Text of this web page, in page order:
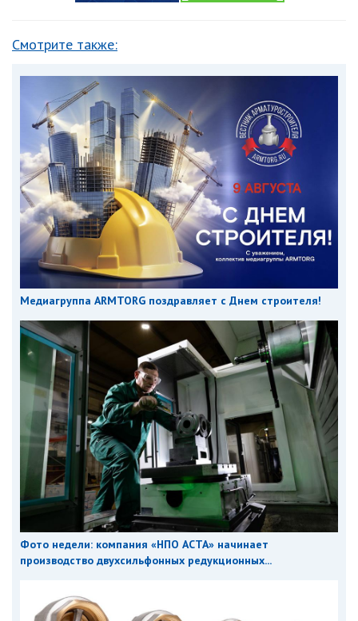
Смотрите также:
Медиагруппа ARMTORG поздравляет с Днем строителя!
Фото недели: компания «НПО АСТА» начинает
производство двухсильфонных редукционных...